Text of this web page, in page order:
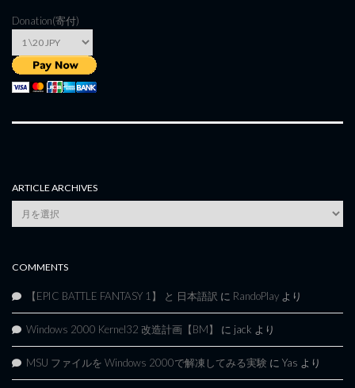
Donation(寄付)
ARTICLE ARCHIVES
Article
Archives
COMMENTS
【EPIC BATTLE FANTASY 1】 と 日本語訳 に RandoPlay より
Windows 2000 Kernel32 改造計画【BM】 に jack より
MSU ファイルを Windows 2000で解凍してみる実験 に Yas より